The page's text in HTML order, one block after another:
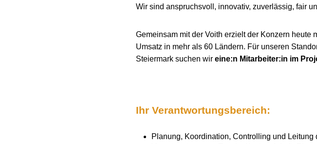
Wir sind anspruchsvoll, innovativ, zuverlässig, fair
Gemeinsam mit der Voith erzielt der Konzern heute
Umsatz in mehr als 60 Ländern. Für unseren
Steiermark suchen wir eine:n Mitarbeiter:in im
Ihr Verantwortungsbereich:
Planung, Koordination, Controlling und Leitung